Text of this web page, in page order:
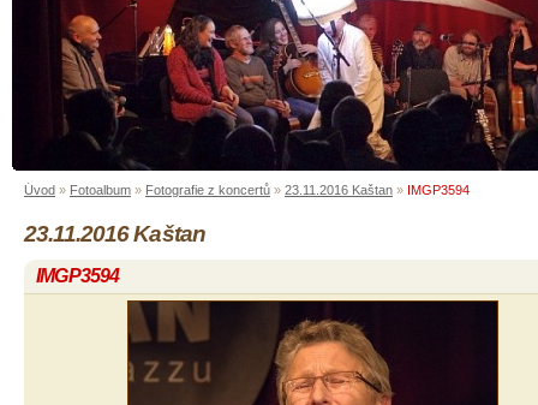
Úvod » Fotoalbum » Fotografie z koncertů » 23.11.2016 Kaštan » IMGP3594
23.11.2016 Kaštan
IMGP3594